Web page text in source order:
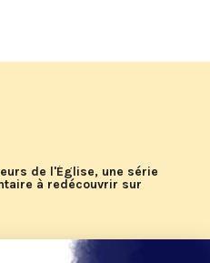
de l'Église, une série
à redécouvrir sur
d'été 2026 de KTO